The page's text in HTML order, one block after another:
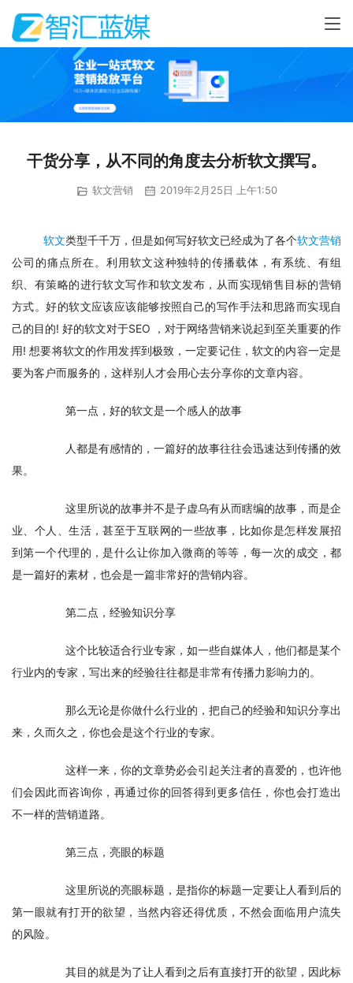
干货分享，从不同的角度去分析软文撰写。
软文营销 2019年2月25日 上午1:50
软文类型千千万，但是如何写好软文已经成为了各个软文营销
公司的痛点所在。利用软文这种独特的传播载体，有系统、有组
织、有策略的进行软文写作和软文发布，从而实现销售目标的营销
方式。好的软文应该应该能够按照自己的写作手法和思路而实现自
己的目的! 好的软文对于SEO ，对于网络营销来说起到至关重要的作
用! 想要将软文的作用发挥到极致，一定要记住，软文的内容一定是
要为客户而服务的，这样别人才会用心去分享你的文章内容。
第一点，好的软文是一个感人的故事
人都是有感情的，一篇好的故事往往会迅速达到传播的效
果。
这里所说的故事并不是子虚乌有从而瞎编的故事，而是企
业、个人、生活，甚至于互联网的一些故事，比如你是怎样发展招
到第一个代理的，是什么让你加入微商的等等，每一次的成交，都
是一篇好的素材，也会是一篇非常好的营销内容。
第二点，经验知识分享
这个比较适合行业专家，如一些自媒体人，他们都是某个
行业内的专家，写出来的经验往往都是非常有传播力影响力的。
那么无论是你做什么行业的，把自己的经验和知识分享出
来，久而久之，你也会是这个行业的专家。
这样一来，你的文章势必会引起关注者的喜爱的，也许他
们会因此而咨询你，再通过你的回答得到更多信任，你也会打造出
不一样的营销道路。
第三点，亮眼的标题
这里所说的亮眼标题，是指你的标题一定要让人看到后的
第一眼就有打开的欲望，当然内容还得优质，不然会面临用户流失
的风险。
其目的就是为了让人看到之后有直接打开的欲望，因此标